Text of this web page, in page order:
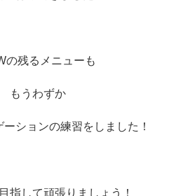
の残るメニューも
もうわずか
ションの練習をしました！
指して頑張りましょう！